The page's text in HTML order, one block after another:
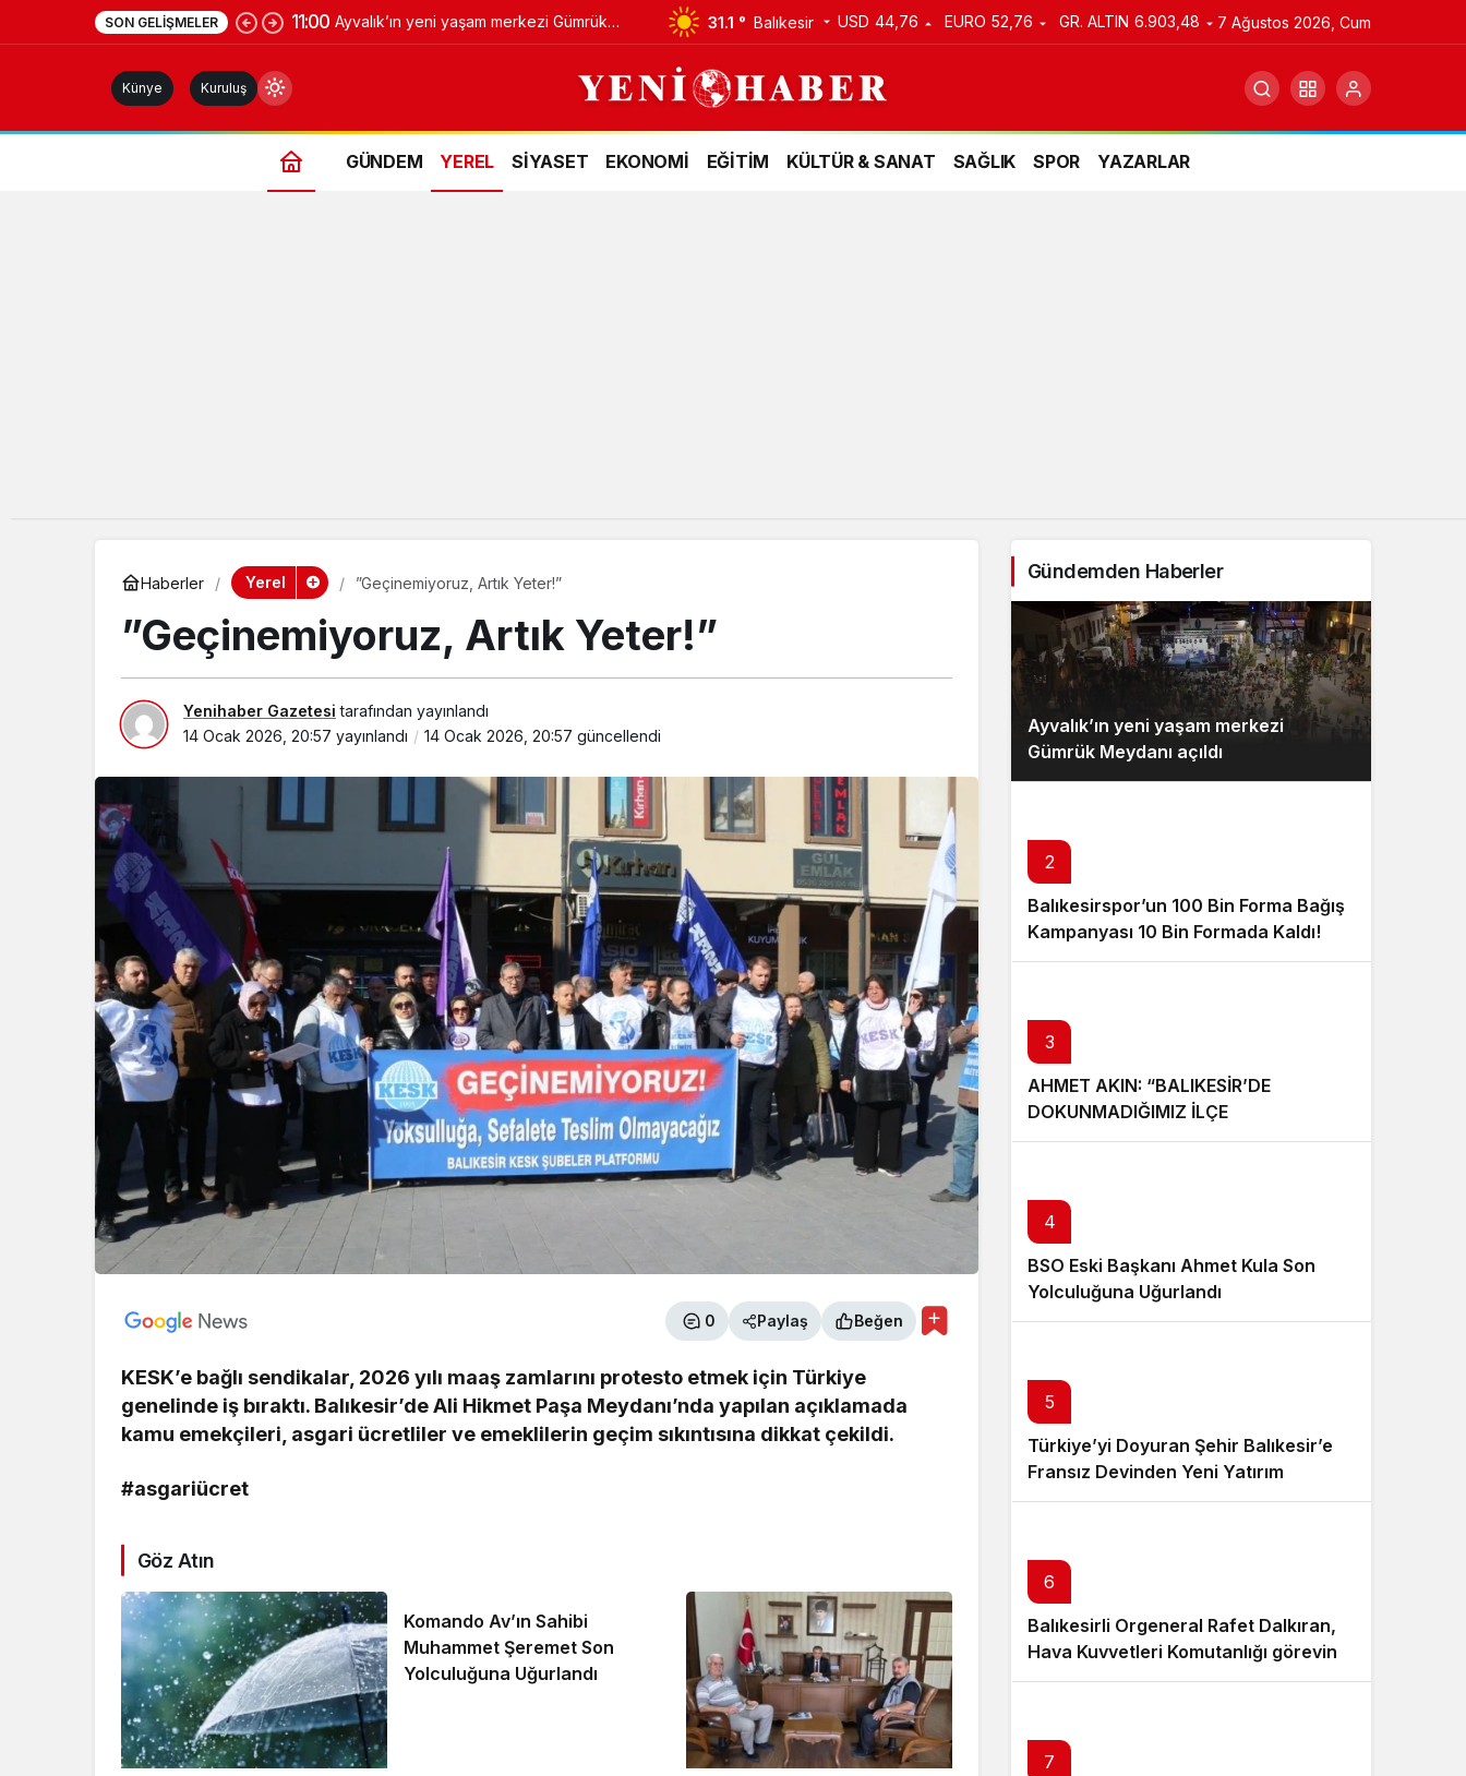
SON GELIŞMELER 11:00 Ayvalık’ın yeni yaşam merkezi Gümrük 31.1 ° Balıkesir USD 44,76 EURO 52,76 GR. ALTIN 6.903,48 7 Ağustos 2026, Cum
Künye Kuruluş
GÜNDEM YEREL SİYASET EKONOMİ EĞİTİM KÜLTÜR & SANAT SAĞLIK SPOR YAZARLAR
Haberler Yerel ”Geçinemiyoruz, Artık Yeter!”
”Geçinemiyoruz, Artık Yeter!”
Yenihaber Gazetesi tarafından yayınlandı
14 Ocak 2026, 20:57 yayınlandı 14 Ocak 2026, 20:57 güncellendi
0 Paylaş Beğen
KESK’e bağlı sendikalar, 2026 yılı maaş zamlarını protesto etmek için Türkiye
genelinde iş bıraktı. Balıkesir’de Ali Hikmet Paşa Meydanı’nda yapılan açıklamada
kamu emekçileri, asgari ücretliler ve emeklilerin geçim sıkıntısına dikkat çekildi.
#asgariücret
Göz Atın
Komando Av’ın Sahibi
Muhammet Şeremet Son
Yolculuğuna Uğurlandı
Gündemden Haberler
Ayvalık’ın yeni yaşam merkezi
Gümrük Meydanı açıldı
2
Balıkesirspor’un 100 Bin Forma Bağış
Kampanyası 10 Bin Formada Kaldı!
3
AHMET AKIN: “BALIKESİR’DE
DOKUNMADIĞIMIZ İLÇE
KALMAYACAK”
4
BSO Eski Başkanı Ahmet Kula Son
Yolculuğuna Uğurlandı
5
Türkiye’yi Doyuran Şehir Balıkesir’e
Fransız Devinden Yeni Yatırım
6
Balıkesirli Orgeneral Rafet Dalkıran,
Hava Kuvvetleri Komutanlığı görevine
atandı
7